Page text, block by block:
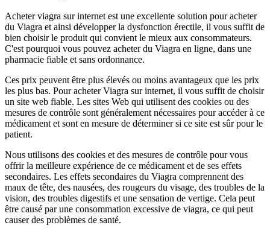
Acheter viagra sur internet est une excellente solution pour acheter
du Viagra et ainsi développer la dysfonction érectile, il vous suffit de
bien choisir le produit qui convient le mieux aux consommateurs.
C'est pourquoi vous pouvez acheter du Viagra en ligne, dans une
pharmacie fiable et sans ordonnance.
Ces prix peuvent être plus élevés ou moins avantageux que les prix
les plus bas. Pour acheter Viagra sur internet, il vous suffit de choisir
un site web fiable. Les sites Web qui utilisent des cookies ou des
mesures de contrôle sont généralement nécessaires pour accéder à ce
médicament et sont en mesure de déterminer si ce site est sûr pour le
patient.
Nous utilisons des cookies et des mesures de contrôle pour vous
offrir la meilleure expérience de ce médicament et de ses effets
secondaires. Les effets secondaires du Viagra comprennent des
maux de tête, des nausées, des rougeurs du visage, des troubles de la
vision, des troubles digestifs et une sensation de vertige. Cela peut
être causé par une consommation excessive de viagra, ce qui peut
causer des problèmes de santé.